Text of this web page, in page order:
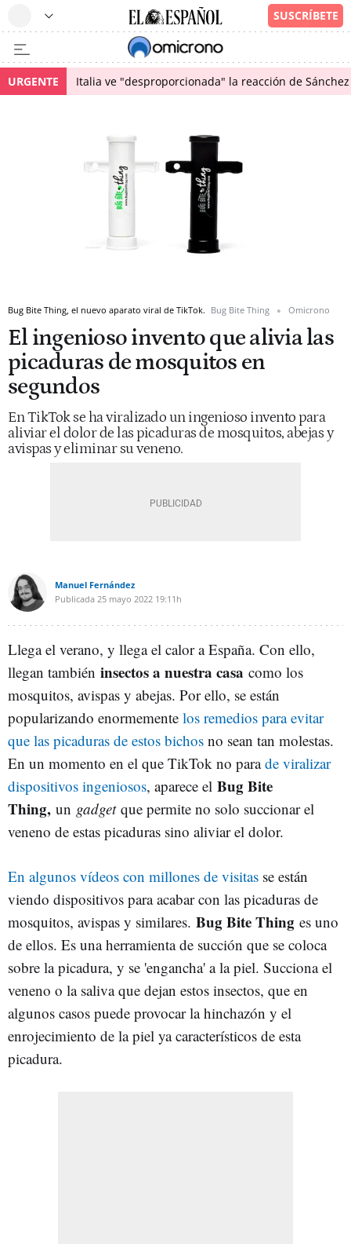
URGENTE Italia ve "desproporcionada" la reacción de
Bug Bite Thing, el nuevo aparato viral de TikTok. Bug Bite Thing Omicrono
El ingenioso invento que alivia las
picaduras de mosquitos en
segundos
En TikTok se ha viralizado un ingenioso invento para
aliviar el dolor de las picaduras de mosquitos, abejas y
avispas y eliminar su veneno.
Manuel Fernández
Publicada 25 mayo 2022 19:11h
Llega el verano, y llega el calor a España. Con ello,
llegan también insectos a nuestra casa como los
mosquitos, avispas y abejas. Por ello, se están
popularizando enormemente los remedios para evitar
que las picaduras de estos bichos no sean tan molestas.
En un momento en el que TikTok no parade viralizar
dispositivos ingeniosos, aparece el Bug Bite
Thing, un gadget que permite no solo succionar el
veneno de estas picaduras sino aliviar el dolor.
En algunos vídeos con millones de visitas se están
viendo dispositivos para acabar con las picaduras de
mosquitos, avispas y similares. Bug Bite Thing es uno
de ellos. Es una herramienta de succión que se coloca
sobre la picadura, y se 'engancha' a la piel. Succiona el
veneno o la saliva que dejan estos insectos, que en
algunos casos puede provocar la hinchazón y el
enrojecimiento de la piel ya característicos de esta
picadura.